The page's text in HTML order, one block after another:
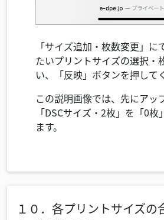
「サイズ追加・枚数変更」に
たいプリントサイズの選択・
い、「反映」ボタンを押して
この説明画像では、先にアッ
「DSCサイズ・2枚」を「0
ます。
１０．各プリントサイズの